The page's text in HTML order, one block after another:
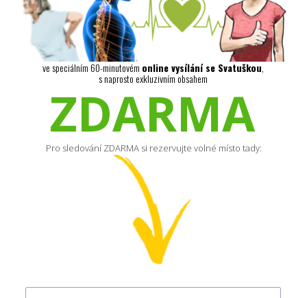
ve speciálním 60-minutovém online vysílání se Svatuškou,
s naprosto exkluzivním obsahem
ZDARMA
Pro sledování ZDARMA si rezervujte volné místo tady: